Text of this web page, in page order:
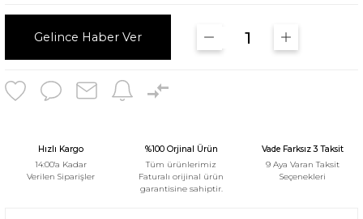
Gelince Haber Ver
Hızlı Kargo
14:00'a Kadar
Verilen Siparişler
%100 Orjinal Ürün
Tüm ürünlerimiz
Faturalı orijinal ürün
garantisine sahiptir.
Vade Farksız 3 Taksit
9 Aya Varan Taksit
Seçenekleri